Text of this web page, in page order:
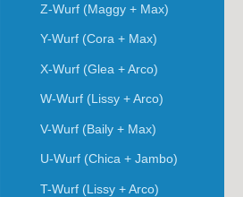
Z-Wurf (Maggy + Max)
Y-Wurf (Cora + Max)
X-Wurf (Glea + Arco)
W-Wurf (Lissy + Arco)
V-Wurf (Baily + Max)
U-Wurf (Chica + Jambo)
T-Wurf (Lissy + Arco)